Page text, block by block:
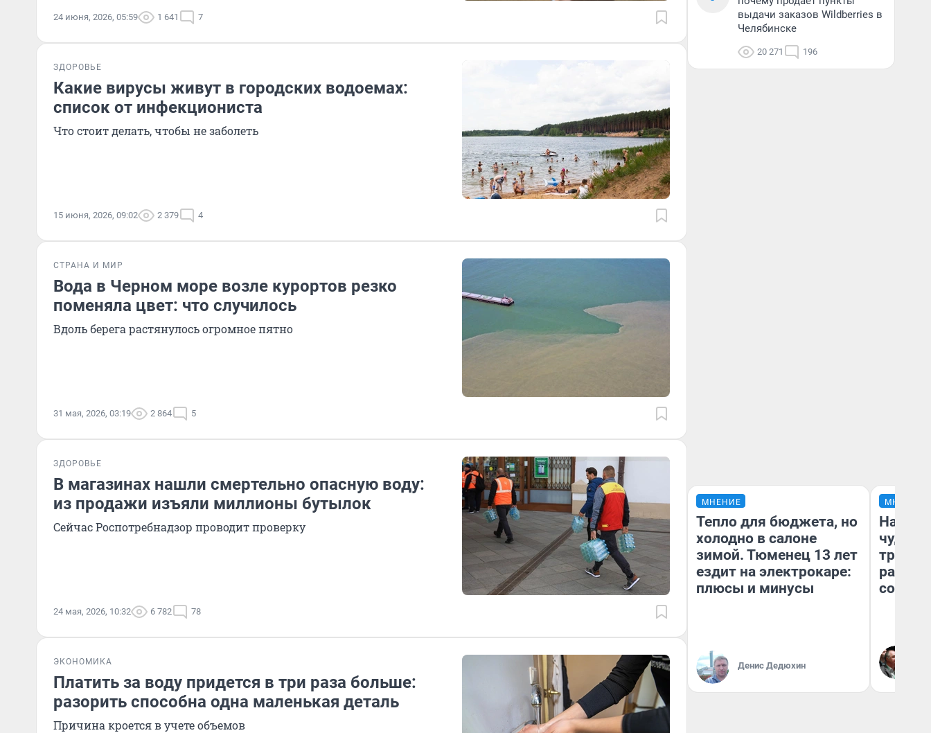
24 июня, 2026, 05:59 1 641 7
ЗДОРОВЬЕ
Какие вирусы живут в городских водоемах:
список от инфекциониста
Что стоит делать, чтобы не заболеть
15 июня, 2026, 09:02 2 379 4
СТРАНА И МИР
Вода в Черном море возле курортов резко
поменяла цвет: что случилось
Вдоль берега растянулось огромное пятно
31 мая, 2026, 03:19 2 864 5
ЗДОРОВЬЕ
В магазинах нашли смертельно опасную воду:
из продажи изъяли миллионы бутылок
Сейчас Роспотребнадзор проводит проверку
24 мая, 2026, 10:32 6 782 78
ЭКОНОМИКА
Платить за воду придется в три раза больше:
разорить способна одна маленькая деталь
Причина кроется в учете объемов
выдачи заказов Wildberries в
Челябинске
20 271 196
МНЕНИЕ
Тепло для бюджета, но
холодно в салоне
зимой. Тюменец 13 лет
ездит на электрокаре:
плюсы и минусы
Денис Дедюхин
МНЕНИЕ
чудом